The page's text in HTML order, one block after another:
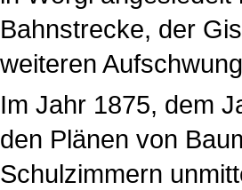
Bahnstrecke, der
weiteren
Im Jahr 1875, dem
den Plänen von
Schulzimmern